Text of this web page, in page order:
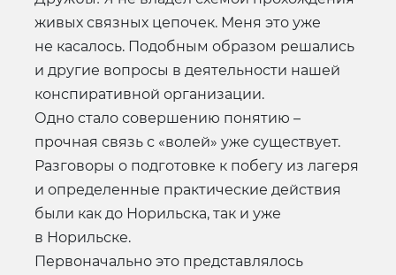
живых связных цепочек. Меня это уже
не касалось. Подобным образом решались
и другие вопросы в деятельности нашей
конспиративной организации.
Одно стало совершению понятию –
прочная связь с «волей» уже существует.
Разговоры о подготовке к побегу из лагеря
и определенные практические действия
были как до Норильска, так и уже
в Норильске.
Первоначально это представлялось